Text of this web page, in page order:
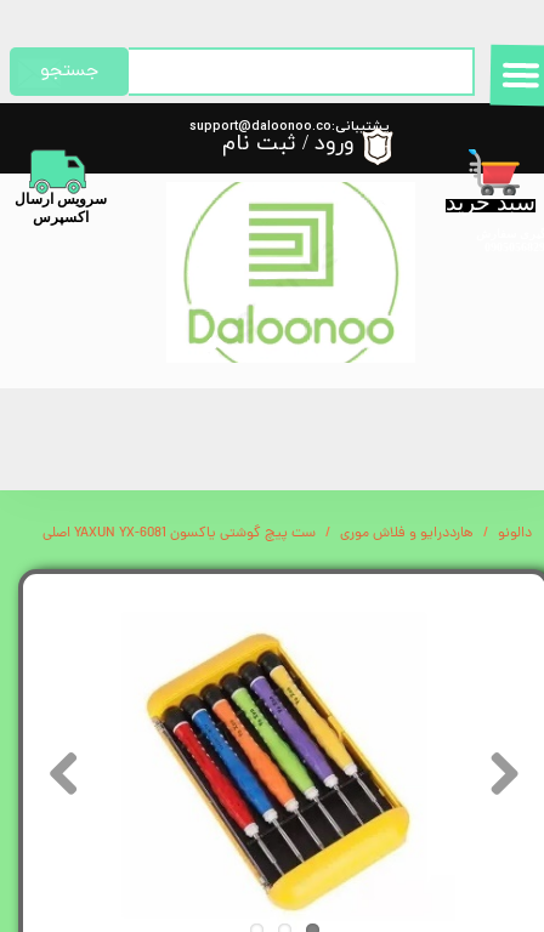
پشتیبانی:support@daloonoo.co
m
سبد خرید
​سرویس ارسال
اکسپرس
جستجو
ورود / ثبت نام
حساب کاربری من
تغییر گذر واژه
سفارشات
خروج از حساب کاربری
دالونو هارددرایو و فلاش موری ست پیچ گوشتی یاکسون YAXUN YX-6081 اصلی